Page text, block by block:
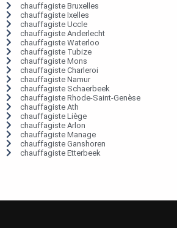
chauffagiste Bruxelles
chauffagiste Ixelles
chauffagiste Uccle
chauffagiste Anderlecht
chauffagiste Waterloo
chauffagiste Tubize
chauffagiste Mons
chauffagiste Charleroi
chauffagiste Namur
chauffagiste Schaerbeek
chauffagiste Rhode-Saint-Genèse
chauffagiste Ath
chauffagiste Liège
chauffagiste Arlon
chauffagiste Manage
chauffagiste Ganshoren
chauffagiste Etterbeek